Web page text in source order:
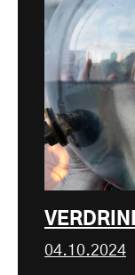
04.10.2024